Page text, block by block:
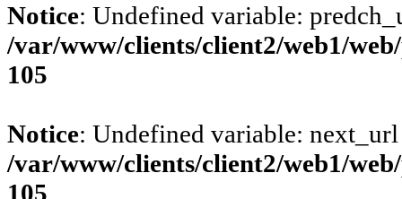
Notice: Undefined variable:
/var/www/clients/client2/web1/
105
Notice: Undefined variable:
/var/www/clients/client2/web1/
105